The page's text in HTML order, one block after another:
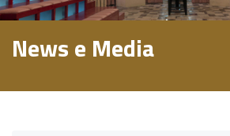
News e Media